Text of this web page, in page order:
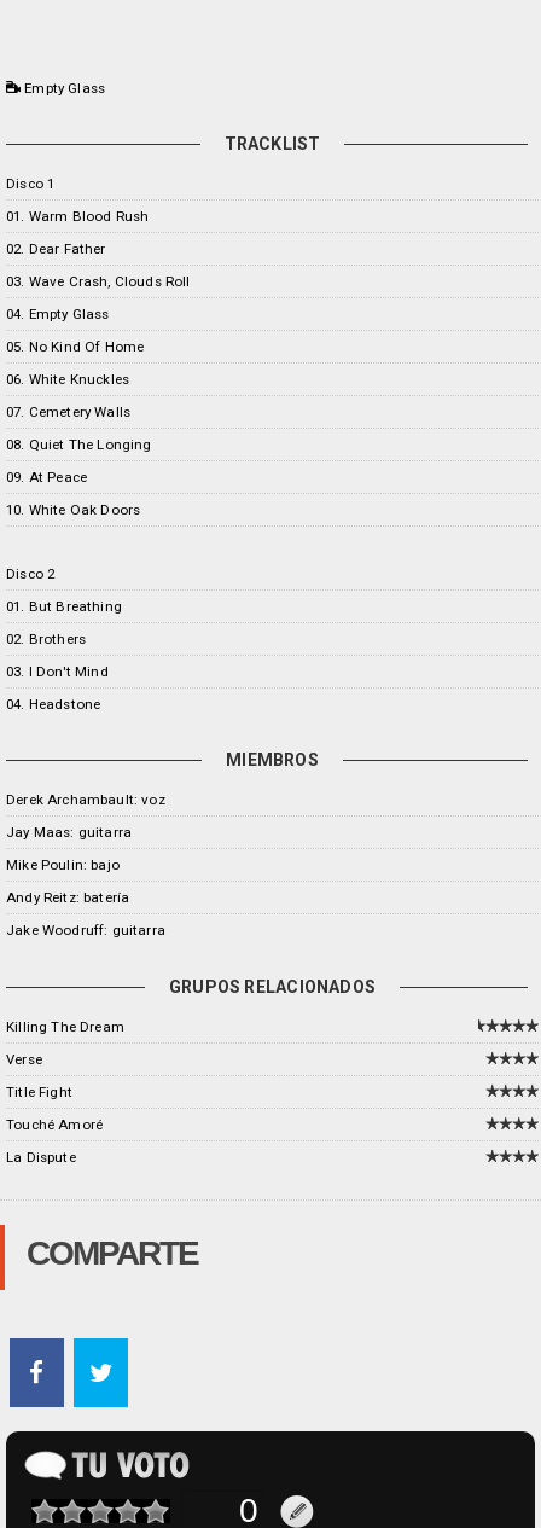
Empty Glass
TRACKLIST
Disco 1
01. Warm Blood Rush
02. Dear Father
03. Wave Crash, Clouds Roll
04. Empty Glass
05. No Kind Of Home
06. White Knuckles
07. Cemetery Walls
08. Quiet The Longing
09. At Peace
10. White Oak Doors
Disco 2
01. But Breathing
02. Brothers
03. I Don't Mind
04. Headstone
MIEMBROS
Derek Archambault: voz
Jay Maas: guitarra
Mike Poulin: bajo
Andy Reitz: batería
Jake Woodruff: guitarra
GRUPOS RELACIONADOS
Killing The Dream
Verse
Title Fight
Touché Amoré
La Dispute
COMPARTE